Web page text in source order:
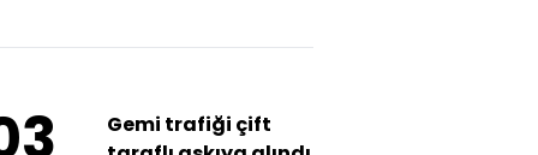
Gemi trafiği çift